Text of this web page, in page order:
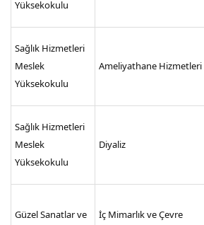
Yüksekokulu
Sağlık Hizmetleri
Meslek
Yüksekokulu
Ameliyathane Hizmetleri
Sağlık Hizmetleri
Meslek
Yüksekokulu
Diyaliz
Güzel Sanatlar ve
İç Mimarlık ve Çevre